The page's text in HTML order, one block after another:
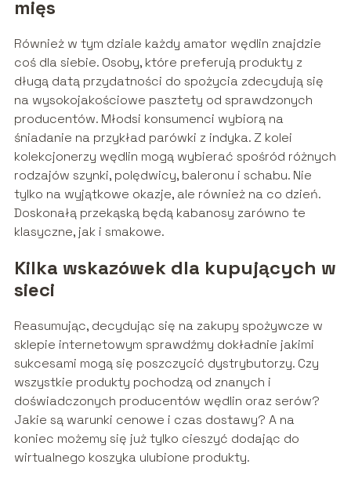
mięs
Również w tym dziale każdy amator wędlin znajdzie
coś dla siebie. Osoby, które preferują produkty z
długą datą przydatności do spożycia zdecydują się
na wysokojakościowe pasztety od sprawdzonych
producentów. Młodsi konsumenci wybiorą na
śniadanie na przykład parówki z indyka. Z kolei
kolekcjonerzy wędlin mogą wybierać spośród różnych
rodzajów szynki, polędwicy, baleronu i schabu. Nie
tylko na wyjątkowe okazje, ale również na co dzień.
Doskonałą przekąską będą kabanosy zarówno te
klasyczne, jak i smakowe.
Kilka wskazówek dla kupujących w
sieci
Reasumując, decydując się na zakupy spożywcze w
sklepie internetowym sprawdźmy dokładnie jakimi
sukcesami mogą się poszczycić dystrybutorzy. Czy
wszystkie produkty pochodzą od znanych i
doświadczonych producentów wędlin oraz serów?
Jakie są warunki cenowe i czas dostawy? A na
koniec możemy się już tylko cieszyć dodając do
wirtualnego koszyka ulubione produkty.